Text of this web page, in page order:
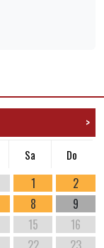
>
Sa Do
1
2
8
9
15
16